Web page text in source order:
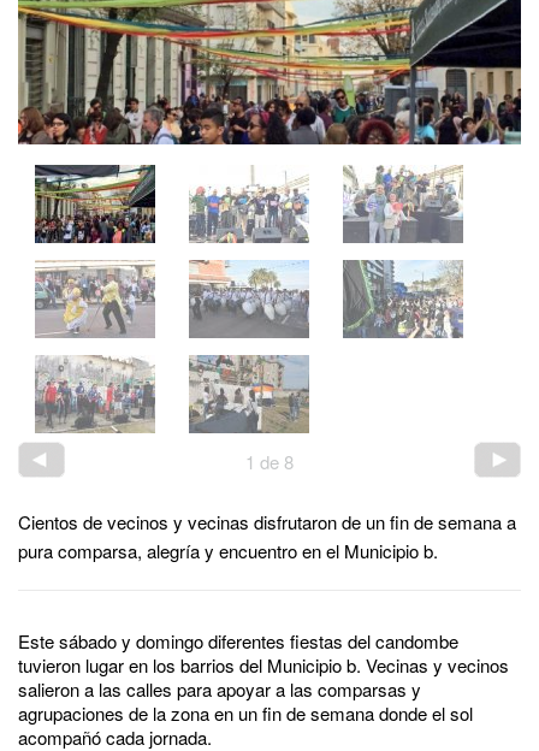
1 de 8
Cientos de vecinos y vecinas disfrutaron de un fin de semana a
pura comparsa, alegría y encuentro en el Municipio b.
Este sábado y domingo diferentes fiestas del candombe
tuvieron lugar en los barrios del Municipio b. Vecinas y vecinos
salieron a las calles para apoyar a las comparsas y
agrupaciones de la zona en un fin de semana donde el sol
acompañó cada jornada.